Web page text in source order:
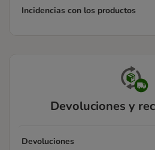
Incidencias con los productos
Devoluciones y
Devoluciones